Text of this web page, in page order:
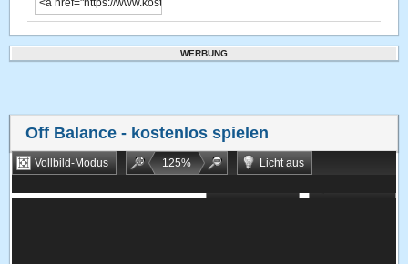
WERBUNG
Off Balance - kostenlos spielen
Vollbild-Modus 125%
Licht aus